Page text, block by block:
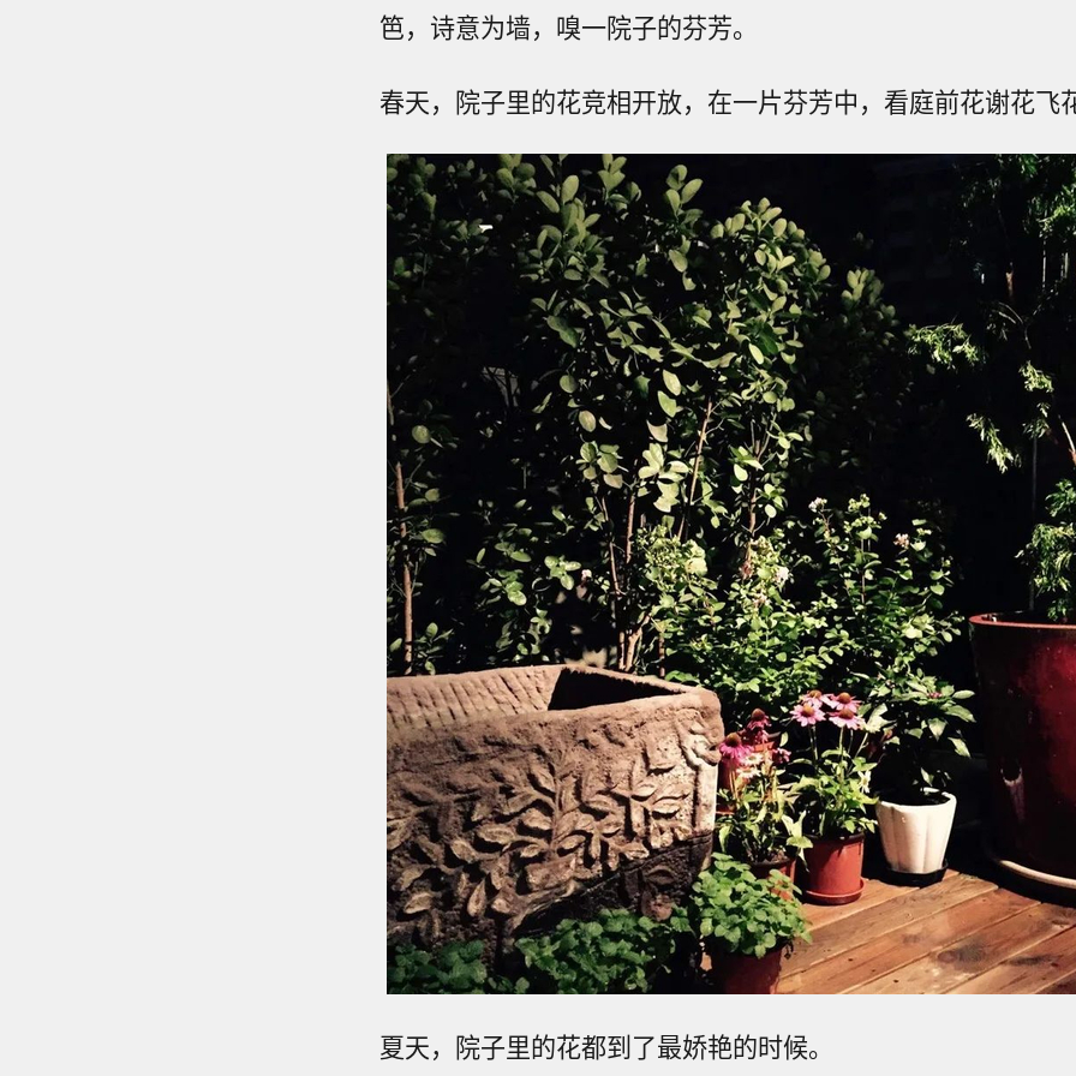
笆，诗意为墙，嗅一院子的芬芳。
春天，院子里的花竞相开放，在一片芬芳中，看庭前花谢花飞
夏天，院子里的花都到了最娇艳的时候。